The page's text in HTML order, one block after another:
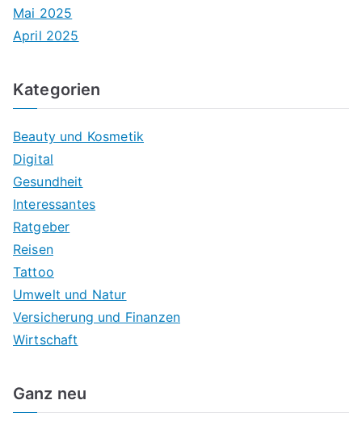
Mai 2025
April 2025
Kategorien
Beauty und Kosmetik
Digital
Gesundheit
Interessantes
Ratgeber
Reisen
Tattoo
Umwelt und Natur
Versicherung und Finanzen
Wirtschaft
Ganz neu